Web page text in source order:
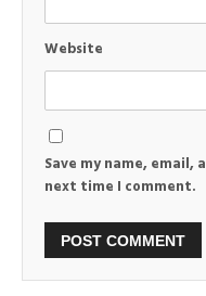
Website
Save my name,
next time I comment.